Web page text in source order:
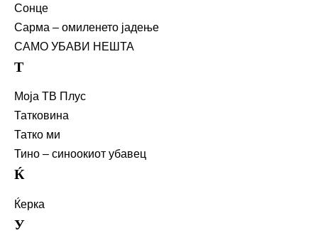
Сонце
Сарма – омиленето јадење
САМО УБАВИ НЕШТА
Т
Моја ТВ Плус
Татковина
Татко ми
Тино – синоокиот убавец
Ќ
Ќерка
У